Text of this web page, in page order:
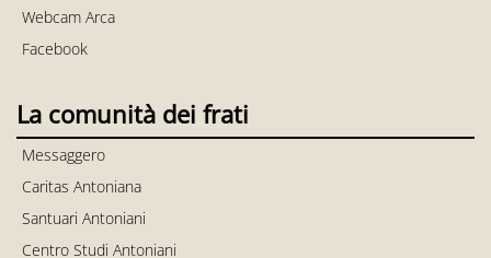
Webcam Arca
Facebook
La comunità dei frati
Messaggero
Caritas Antoniana
Santuari Antoniani
Centro Studi Antoniani